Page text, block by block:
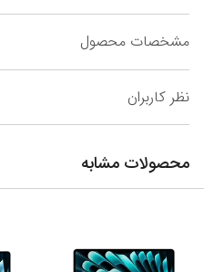
مشخصات محصول
نظر کاربران
محصولات مشابه